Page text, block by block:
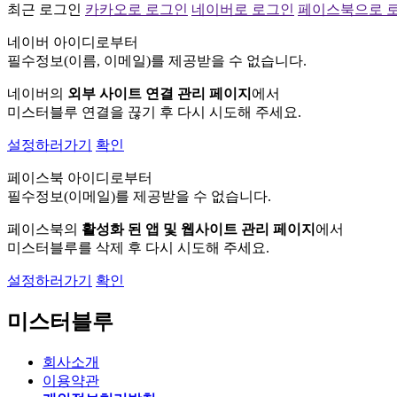
최근 로그인 카카오로 로그인 네이버로 로그인 페이스북으로
네이버 아이디로부터
필수정보(이름, 이메일)를 제공받을 수 없습니다.
네이버의 외부 사이트 연결 관리 페이지 에서
미스터블루 연결을 끊기 후 다시 시도해 주세요.
설정하러가기 확인
페이스북 아이디로부터
필수정보(이메일)를 제공받을 수 없습니다.
페이스북의 활성화 된 앱 및 웹사이트 관리 페이지 에서
미스터블루를 삭제 후 다시 시도해 주세요.
설정하러가기 확인
미스터블루
회사소개
이용약관